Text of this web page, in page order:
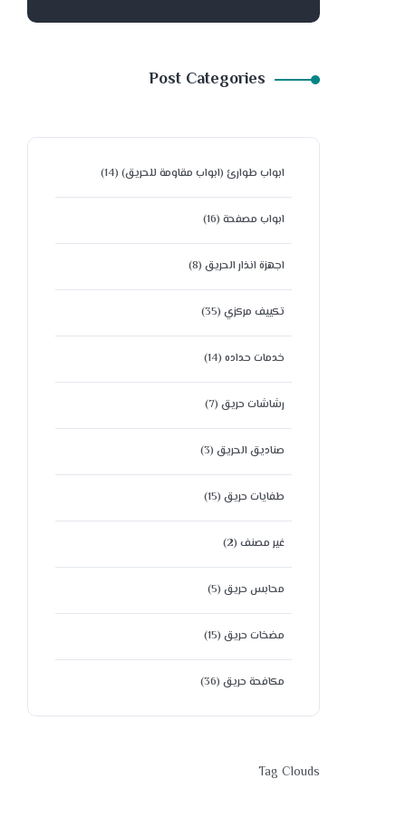
Post Categories
ابواب طوارئ (ابواب مقاومة للحريق) (14)
ابواب مصفحة (16)
اجهزة انذار الحريق (8)
تكييف مركزي (35)
خدمات حداده (14)
رشاشات حريق (7)
صناديق الحريق (3)
طفايات حريق (15)
غير مصنف (2)
محابس حريق (5)
مضخات حريق (15)
مكافحة حريق (36)
Tag Clouds